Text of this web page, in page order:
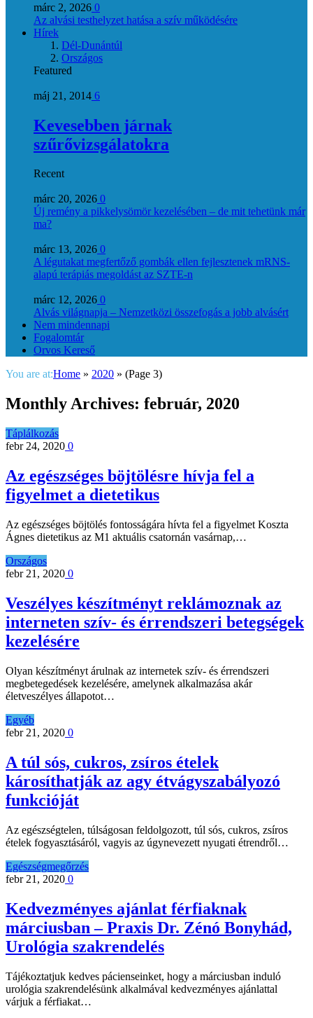
márc 2, 2026 0
Az alvási testhelyzet hatása a szív működésére
Hírek
Dél-Dunántúl
Országos
Featured
máj 21, 2014 6
Kevesebben járnak
szűrővizsgálatokra
Recent
márc 20, 2026 0
Új remény a pikkelysömör kezelésében – de mit tehetünk már
ma?
márc 13, 2026 0
A légutakat megfertőző gombák ellen fejlesztenek mRNS-
alapú terápiás megoldást az SZTE-n
márc 12, 2026 0
Alvás világnapja – Nemzetközi összefogás a jobb alvásért
Nem mindennapi
Fogalomtár
Orvos Kereső
You are at:Home » 2020 » (Page 3)
Monthly Archives: február, 2020
Táplálkozás
febr 24, 2020 0
Az egészséges böjtölésre hívja fel a
figyelmet a dietetikus
Az egészséges böjtölés fontosságára hívta fel a figyelmet Koszta
Ágnes dietetikus az M1 aktuális csatornán vasárnap,…
Országos
febr 21, 2020 0
Veszélyes készítményt reklámoznak az
interneten szív- és érrendszeri betegségek
kezelésére
Olyan készítményt árulnak az internetek szív- és érrendszeri
megbetegedések kezelésére, amelynek alkalmazása akár
életveszélyes állapotot…
Egyéb
febr 21, 2020 0
A túl sós, cukros, zsíros ételek
károsíthatják az agy étvágyszabályozó
funkcióját
Az egészségtelen, túlságosan feldolgozott, túl sós, cukros, zsíros
ételek fogyasztásáról, vagyis az úgynevezett nyugati étrendről…
Egészségmegőrzés
febr 21, 2020 0
Kedvezményes ajánlat férfiaknak
márciusban – Praxis Dr. Zénó Bonyhád,
Urológia szakrendelés
Tájékoztatjuk kedves pácienseinket, hogy a márciusban induló
urológia szakrendelésünk alkalmával kedvezményes ajánlattal
várjuk a férfiakat…